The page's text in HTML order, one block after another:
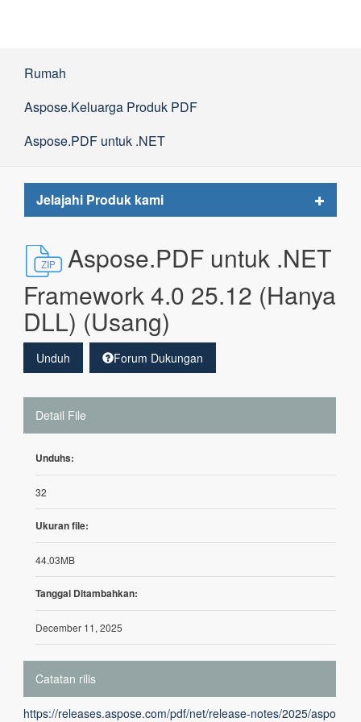
Rumah
Aspose.Keluarga Produk PDF
Aspose.PDF untuk .NET
Jelajahi Produk kami
Toggle
Aspose.PDF untuk .NET
Framework 4.0 25.12 (Hanya
DLL) (Usang)
Unduh Forum Dukungan
Detail File
Unduhs:
32
Ukuran file:
44.03MB
Tanggal Ditambahkan:
December 11, 2025
Catatan rilis
https://releases.aspose.com/pdf/net/release-notes/2025/aspo